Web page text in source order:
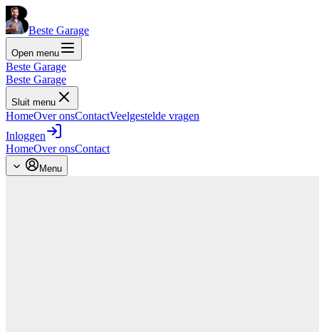
Beste Garage
Open menu
Beste Garage
Beste Garage
Sluit menu
HomeOver onsContactVeelgestelde vragen
Inloggen
HomeOver onsContact
Menu